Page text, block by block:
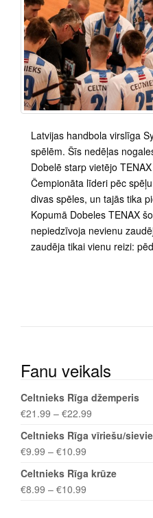
Latvijas handbola virslīga
spēlēm. Šīs nedēļas
Dobelē starp vietējo
Čempionāta līderi pēc
divas spēles, un tajās tika
Kopumā Dobeles TENAX
nepiedzīvoja nevienu
zaudēja tikai vienu reizi:
Fanu veikals
Celtnieks Rīga džemperis
€21.99 – €22.99
Celtnieks Rīga vīriešu/
€9.99 – €10.99
Celtnieks Rīga krūze
€8.99 – €10.99